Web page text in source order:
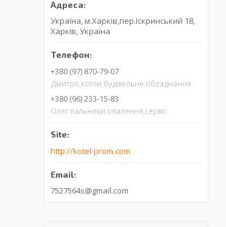
Україна, м.Харків,пер.Іскринський 18,
Харків, Україна
+380 (97) 870-79-07
Дмитро,котли,будівельне обладнання
+380 (96) 233-15-83
Олег пальники,опалення,сервіс
http://kotel-prom.com
7527564s@gmail.com